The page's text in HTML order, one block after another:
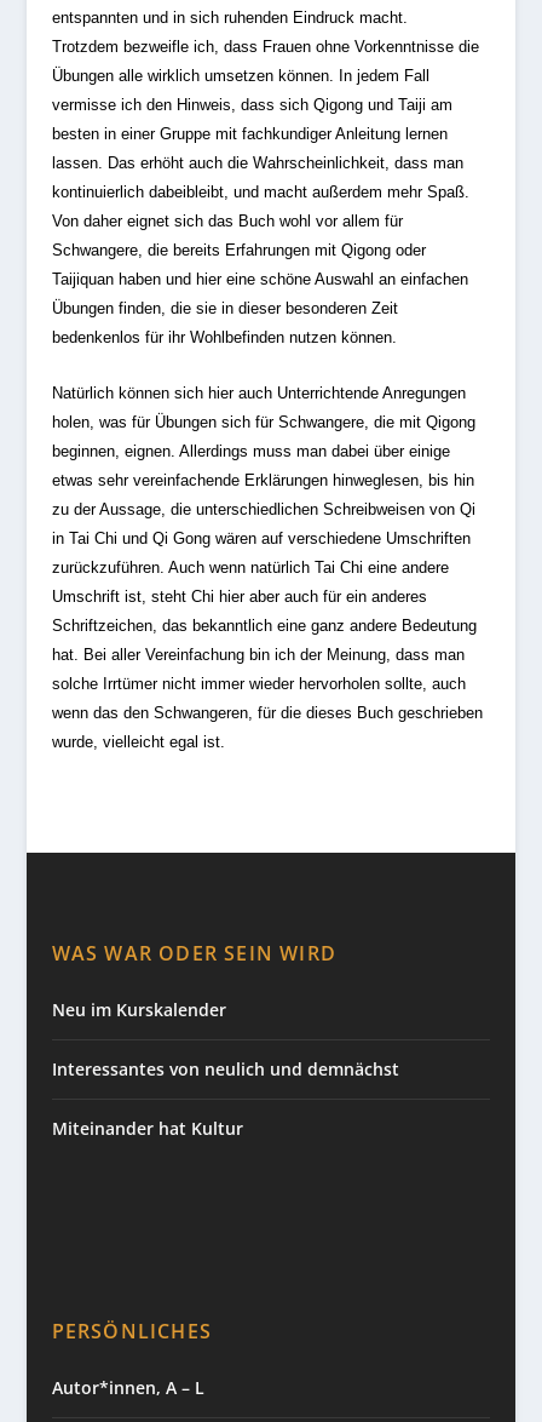
entspannten und in sich ruhenden Eindruck macht.
Trotzdem bezweifle ich, dass Frauen ohne Vorkenntnisse die
Übungen alle wirklich umsetzen können. In jedem Fall
vermisse ich den Hinweis, dass sich Qigong und Taiji am
besten in einer Gruppe mit fachkundiger Anleitung lernen
lassen. Das erhöht auch die Wahrscheinlichkeit, dass man
kontinuierlich dabeibleibt, und macht außerdem mehr Spaß.
Von daher eignet sich das Buch wohl vor allem für
Schwangere, die bereits Erfahrungen mit Qigong oder
Taijiquan haben und hier eine schöne Auswahl an einfachen
Übungen finden, die sie in dieser besonderen Zeit
bedenkenlos für ihr Wohlbefinden nutzen können.
Natürlich können sich hier auch Unterrichtende Anregungen
holen, was für Übungen sich für Schwangere, die mit Qigong
beginnen, eignen. Allerdings muss man dabei über einige
etwas sehr vereinfachende Erklärungen hinweglesen, bis hin
zu der Aussage, die unterschiedlichen Schreibweisen von Qi
in Tai Chi und Qi Gong wären auf verschiedene Umschriften
zurückzuführen. Auch wenn natürlich Tai Chi eine andere
Umschrift ist, steht Chi hier aber auch für ein anderes
Schriftzeichen, das bekanntlich eine ganz andere Bedeutung
hat. Bei aller Vereinfachung bin ich der Meinung, dass man
solche Irrtümer nicht immer wieder hervorholen sollte, auch
wenn das den Schwangeren, für die dieses Buch geschrieben
wurde, vielleicht egal ist.
WAS WAR ODER SEIN WIRD
Neu im Kurskalender
Interessantes von neulich und demnächst
Miteinander hat Kultur
PERSÖNLICHES
Autor*innen, A – L